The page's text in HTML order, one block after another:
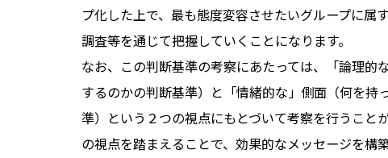
プ化した上で、最も態度変容させたいグループに属
調査等を通じて把握していくことになります。
なお、この判断基準の考察にあたっては、「論理的
するのかの判断基準）と「情緒的な」側面（何を持
準）という２つの視点にもとづいて考察を行うこと
の視点を踏まえることで、効果的なメッセージを構